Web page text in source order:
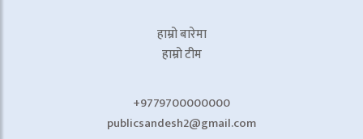
हाम्रो बारेमा
हाम्रो टीम
+9779700000000
publicsandesh2@gmail.com